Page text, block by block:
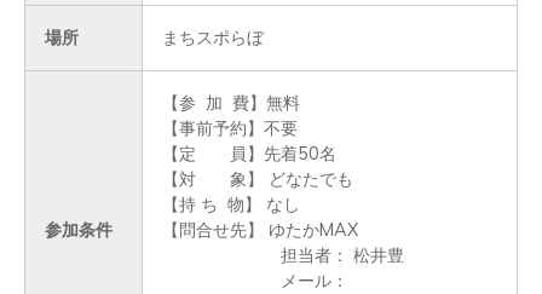
場所 まちスポらぼ
参加条件
【参  加  費】無料
【事前予約】不要
【定　　員】先着50名
【対       象】 どなたでも
【持 ち  物】 なし
【問合せ先】 ゆたかMAX
担当者： 松井豊
メール：